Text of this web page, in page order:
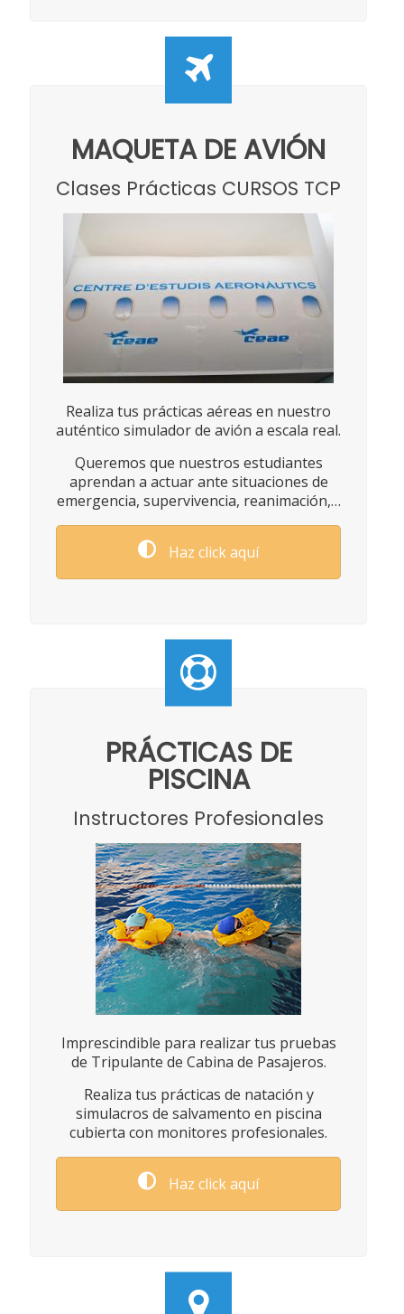
MAQUETA DE AVIÓN
Clases Prácticas CURSOS TCP
Realiza tus prácticas aéreas en nuestro
auténtico simulador de avión a escala real.
Queremos que nuestros estudiantes
aprendan a actuar ante situaciones de
emergencia, supervivencia, reanimación,…
Haz click aquí
PRÁCTICAS DE
PISCINA
Instructores Profesionales
Imprescindible para realizar tus pruebas
de Tripulante de Cabina de Pasajeros.
Realiza tus prácticas de natación y
simulacros de salvamento en piscina
cubierta con monitores profesionales.
Haz click aquí